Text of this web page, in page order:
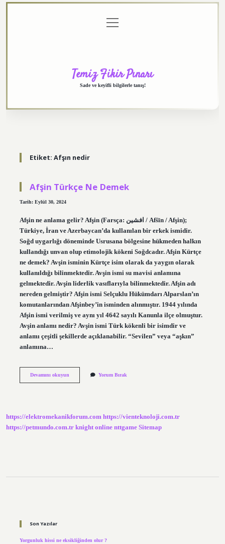
menüyü
aç
Temiz Fikir Pınarı
Sade ve keyifli bilgilerle tanış!
Etiket: Afşın nedir
Afşin Türkçe Ne Demek
Tarih: Eylül 30, 2024
Afşin ne anlama gelir? Afşin (Farsça: افشین‎ / Afšīn / Afşin);
Türkiye, İran ve Azerbaycan’da kullanılan bir erkek ismidir.
Soğd uygarlığı döneminde Usrusana bölgesine hükmeden halkın
kullandığı unvan olup etimolojik kökeni Soğdcadır. Afşin Kürtçe
ne demek? Avşin isminin Kürtçe isim olarak da yaygın olarak
kullanıldığı bilinmektedir. Avşin ismi su mavisi anlamına
gelmektedir. Avşin liderlik vasıflarıyla bilinmektedir. Afşin adı
nereden gelmiştir? Afşin ismi Selçuklu Hükümdarı Alparslan’ın
komutanlarından Afşinbey’in isminden alınmıştır. 1944 yılında
Afşin ismi verilmiş ve aynı yıl 4642 sayılı Kanunla ilçe olmuştur.
Avşin anlamı nedir? Avşin ismi Türk kökenli bir isimdir ve
anlamı çeşitli şekillerde açıklanabilir. “Sevilen” veya “aşkın”
anlamına…
Devamını okuyunAfşin
Yorum Bırak
https://elektromekanikforum.com https://vienteknoloji.com.tr
https://petmundo.com.tr knight online nttgame Sitemap
Son Yazılar
Yorgunluk hissi ne eksikliğinden olur ?